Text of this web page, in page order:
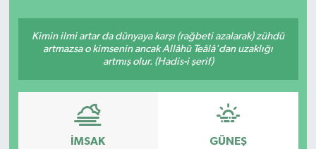
Kimin ilmi artar da dünyaya karşı (rağbeti azalarak) zühdü
artmazsa o kimsenin ancak Allâhü Teâlâ'dan uzaklığı
artmış olur. (Hadis-i şerif)
İMSAK GÜNEŞ
Dış Haberler
EĞİTİM